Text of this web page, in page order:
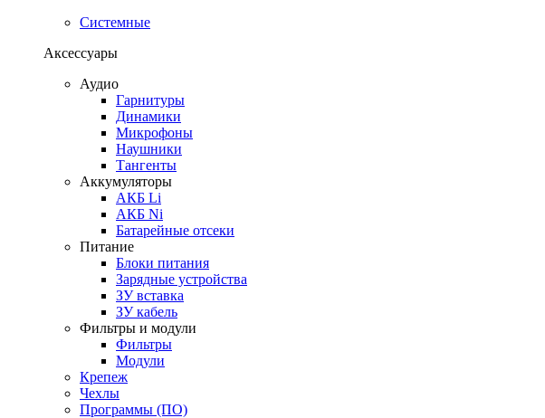
Системные
Аксессуары
Аудио
Гарнитуры
Динамики
Микрофоны
Наушники
Тангенты
Аккумуляторы
АКБ Li
АКБ Ni
Батарейные отсеки
Питание
Блоки питания
Зарядные устройства
ЗУ вставка
ЗУ кабель
Фильтры и модули
Фильтры
Модули
Крепеж
Чехлы
Программы (ПО)